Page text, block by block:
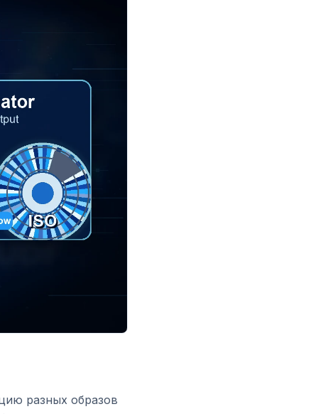
разных образов